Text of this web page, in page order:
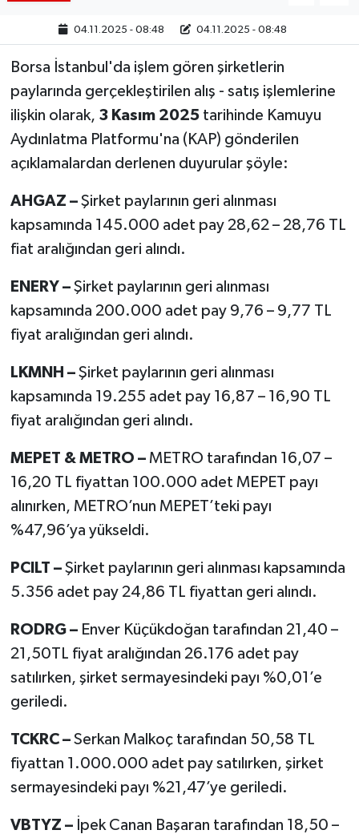
04.11.2025 - 08:48 04.11.2025 - 08:48
Borsa İstanbul'da işlem gören şirketlerin
paylarında gerçekleştirilen alış - satış işlemlerine
ilişkin olarak, 3 Kasım 2025tarihinde Kamuyu
Aydınlatma Platformu'na (KAP) gönderilen
açıklamalardan derlenen duyurular şöyle:
AHGAZ – Şirket paylarının geri alınması
kapsamında 145.000 adet pay 28,62 – 28,76 TL
fiat aralığından geri alındı.
ENERY – Şirket paylarının geri alınması
kapsamında 200.000 adet pay 9,76 – 9,77 TL
fiyat aralığından geri alındı.
LKMNH – Şirket paylarının geri alınması
kapsamında 19.255 adet pay 16,87 – 16,90 TL
fiyat aralığından geri alındı.
MEPET & METRO – METRO tarafından 16,07 –
16,20 TL fiyattan 100.000 adet MEPET payı
alınırken, METRO’nun MEPET’teki payı
%47,96’ya yükseldi.
PCILT – Şirket paylarının geri alınması kapsamında
5.356 adet pay 24,86 TL fiyattan geri alındı.
RODRG – Enver Küçükdoğan tarafından 21,40 –
21,50TL fiyat aralığından 26.176 adet pay
satılırken, şirket sermayesindeki payı %0,01’e
geriledi.
TCKRC – Serkan Malkoç tarafından 50,58 TL
fiyattan 1.000.000 adet pay satılırken, şirket
sermayesindeki payı %21,47’ye geriledi.
VBTYZ – İpek Canan Başaran tarafından 18,50 –